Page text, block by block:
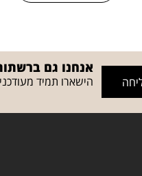
אנחנו גם
הישארו תמיד